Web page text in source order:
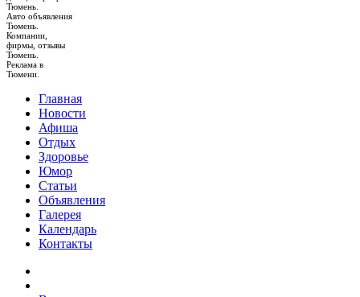
Тюмень.
Авто объявления
Тюмень.
Компании,
фирмы, отзывы
Тюмень.
Реклама в
Тюмени.
Главная
Новости
Афиша
Отдых
Здоровье
Юмор
Статьи
Объявления
Галерея
Календарь
Контакты